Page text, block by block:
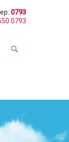
0793
0793